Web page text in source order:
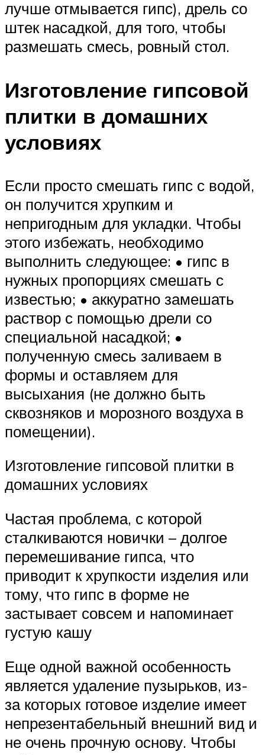
лучше отмывается гипс), дрель со
штек насадкой, для того, чтобы
размешать смесь, ровный стол.
Изготовление гипсовой
плитки в домашних
условиях
Если просто смешать гипс с водой,
он получится хрупким и
непригодным для укладки. Чтобы
этого избежать, необходимо
выполнить следующее: • гипс в
нужных пропорциях смешать с
известью; • аккуратно замешать
раствор с помощью дрели со
специальной насадкой; •
полученную смесь заливаем в
формы и оставляем для
высыхания (не должно быть
сквозняков и морозного воздуха в
помещении).
Изготовление гипсовой плитки в
домашних условиях
Частая проблема, с которой
сталкиваются новички – долгое
перемешивание гипса, что
приводит к хрупкости изделия или
тому, что гипс в форме не
застывает совсем и напоминает
густую кашу
Еще одной важной особенность
является удаление пузырьков, из-
за которых готовое изделие имеет
непрезентабельный внешний вид и
не очень прочную основу. Чтобы